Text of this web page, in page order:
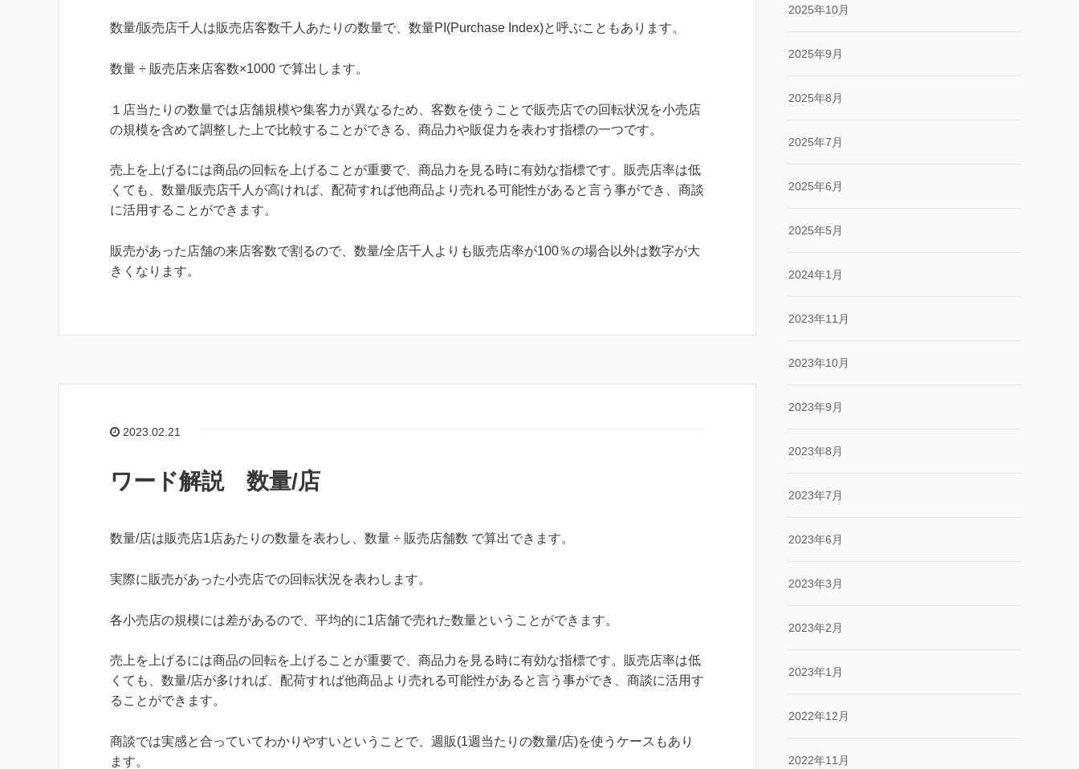
数量/販売店千人は販売店客数千人あたりの数量で、数量PI(Purchase Index)と呼ぶこともあります。
数量 ÷ 販売店来店客数×1000 で算出します。
１店当たりの数量では店舗規模や集客力が異なるため、客数を使うことで販売店での回転状況を小売店
の規模を含めて調整した上で比較することができる、商品力や販促力を表わす指標の一つです。
売上を上げるには商品の回転を上げることが重要で、商品力を見る時に有効な指標です。販売店率は低
くても、数量/販売店千人が高ければ、配荷すれば他商品より売れる可能性があると言う事ができ、商談
に活用することができます。
販売があった店舗の来店客数で割るので、数量/全店千人よりも販売店率が100％の場合以外は数字が大
きくなります。
2023.02.21
ワード解説 数量/店
数量/店は販売店1店あたりの数量を表わし、数量 ÷ 販売店舗数 で算出できます。
実際に販売があった小売店での回転状況を表わします。
各小売店の規模には差があるので、平均的に1店舗で売れた数量ということができます。
売上を上げるには商品の回転を上げることが重要で、商品力を見る時に有効な指標です。販売店率は低
くても、数量/店が多ければ、配荷すれば他商品より売れる可能性があると言う事ができ、商談に活用す
ることができます。
商談では実感と合っていてわかりやすいということで、週販(1週当たりの数量/店)を使うケースもあり
ます。
2025年10月
2025年9月
2025年8月
2025年7月
2025年6月
2025年5月
2024年1月
2023年11月
2023年10月
2023年9月
2023年8月
2023年7月
2023年6月
2023年3月
2023年2月
2023年1月
2022年12月
2022年11月